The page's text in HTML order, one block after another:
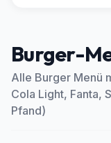
Burger-
Alle Burger Menü
Cola Light, Fanta,
Pfand)